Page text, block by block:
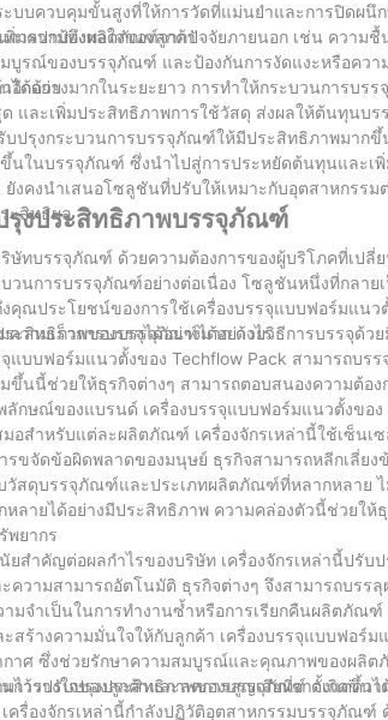
บบควบคุมขั้นสูงที่ให้การวัดที่แม่นยำและการปิดผนึ
มความพึงพอใจของลูกค้า
รปกป้องผลิตภัณฑ์จากปัจจัยภายนอก เช่น ความชื้
รณ์ของบรรจุภัณฑ์ และป้องกันการงัดแงะหรือควา
อีกด้วย
ด้อย่างมากในระยะยาว การทำให้กระบวนการบร
และเพิ่มประสิทธิภาพการใช้วัสดุ ส่งผลให้ต้นทุนบ
ปรุงกระบวนการบรรจุภัณฑ์ให้มีประสิทธิภาพมาก
นในบรรจุภัณฑ์ ซึ่งนำไปสู่การประหยัดต้นทุนและเ
งนำเสนอโซลูชันที่ปรับให้เหมาะกับอุตสาหกรรมต่
ะสิทธิผล
รุงประสิทธิภาพบรรจุภัณฑ์
ทบรรจุภัณฑ์ ด้วยความต้องการของผู้บริโภคที่เปลี่
นการบรรจุภัณฑ์อย่างต่อเนื่อง โซลูชันหนึ่งที่กลายเ
ณประโยชน์ของการใช้เครื่องบรรจุแบบฟอร์มแนว
ระสิทธิภาพของบรรจุภัณฑ์ได้อย่างไร
ามเร็วการบรรจุได้อย่างมาก ด้วยวิธีการบรรจุด้ว
บบฟอร์มแนวตั้งของ Techflow Pack สามารถบร
นนี้ช่วยให้ธุรกิจต่างๆ สามารถตอบสนองความต้อง
ษณ์ของแบรนด์ เครื่องบรรจุแบบฟอร์มแนวตั้งของ
อสำหรับแต่ละผลิตภัณฑ์ เครื่องจักรเหล่านี้ใช้เซ็นเ
ดข้อผิดพลาดของมนุษย์ ธุรกิจสามารถหลีกเลี่ยง
วัสดุบรรจุภัณฑ์และประเภทผลิตภัณฑ์ที่หลากหลาย ไ
ลายได้อย่างมีประสิทธิภาพ ความคล่องตัวนี้ช่วยใ
พยากร
ยสำคัญต่อผลกำไรของบริษัท เครื่องจักรเหล่านี้ปรั
วามสามารถอัตโนมัติ ธุรกิจต่างๆ จึงสามารถบรร
มจำเป็นในการทำงานซ้ำหรือการเรียกคืนผลิตภัณฑ์
ร้างความมั่นใจให้กับลูกค้า เครื่องบรรจุแบบฟอร์ม
ศ ซึ่งช่วยรักษาความสมบูรณ์และคุณภาพของผลิต
ไว้วางใจของลูกค้าและลดการสูญเสียที่อาจเกิดขึ้นไ
ารปรับปรุงประสิทธิภาพของบรรจุภัณฑ์ ตั้งแต่ควา
รื่องจักรเหล่านี้กำลังปฏิวัติอุตสาหกรรมบรรจุภัณฑ์